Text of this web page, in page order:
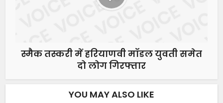
स्मैक तस्करी में हरियाणवी मॉडल युवती समेत
दो लोग गिरफ्तार
YOU MAY ALSO LIKE